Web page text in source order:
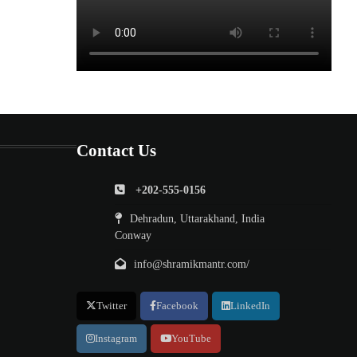
Contact Us
+202-555-0156
Dehradun, Uttarakhand, India
Conway
info@shramikmantr.com/
Twitter Facebook LinkedIn
Instagram YouTube